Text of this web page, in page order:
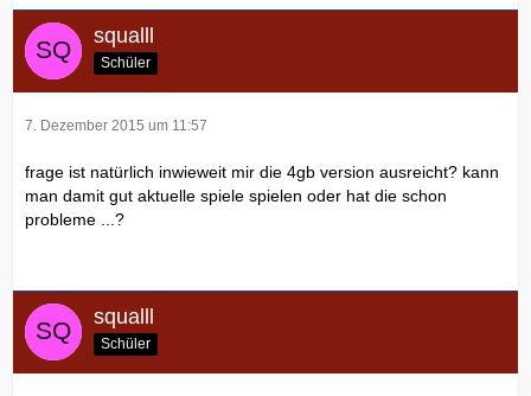
squalll
Schüler
7. Dezember 2015 um 11:57
frage ist natürlich inwieweit mir die 4gb version ausreicht? kann
man damit gut aktuelle spiele spielen oder hat die schon
probleme ...?
squalll
Schüler